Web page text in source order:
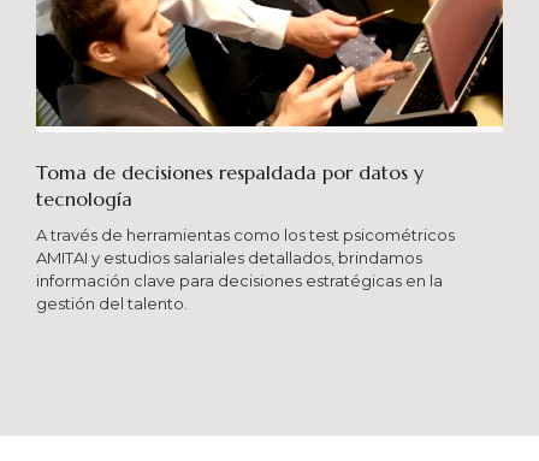
Toma de decisiones respaldada por datos y
tecnología​
A través de herramientas como los test psicométricos
AMITAI y estudios salariales detallados, brindamos
información clave para decisiones estratégicas en la
gestión del talento.